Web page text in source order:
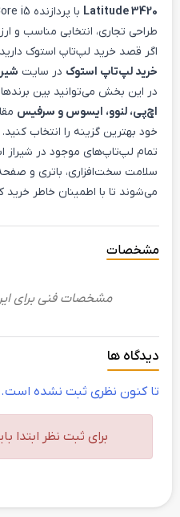
Latitude 3420
طراحی تجاری، انتخابی مناسب و
اگر قصد خرید لپ‌تاپ استوک
خرید لپ‌تاپ استوک در سایت
در این بخش می‌توانید بین
اچ‌پی، لنوو، ایسوس و سرفیس
خود بهترین گزینه را انتخاب کنید.
تمام لپ‌تاپ‌های موجود در شیراز
سلامت سخت‌افزاری، باتری و
می‌شوند تا با اطمینان خاطر خرید
مشخصات
مشخصات فنی برای
دیدگاه ها
تا کنون نظری ثبت نشده است.
برای ثبت نظر ابتدا